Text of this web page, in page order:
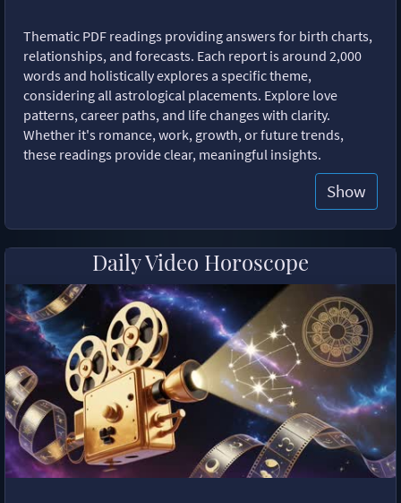
Thematic PDF readings providing answers for birth charts,
relationships, and forecasts. Each report is around 2,000
words and holistically explores a specific theme,
considering all astrological placements. Explore love
patterns, career paths, and life changes with clarity.
Whether it's romance, work, growth, or future trends,
these readings provide clear, meaningful insights.
Show
Daily Video Horoscope